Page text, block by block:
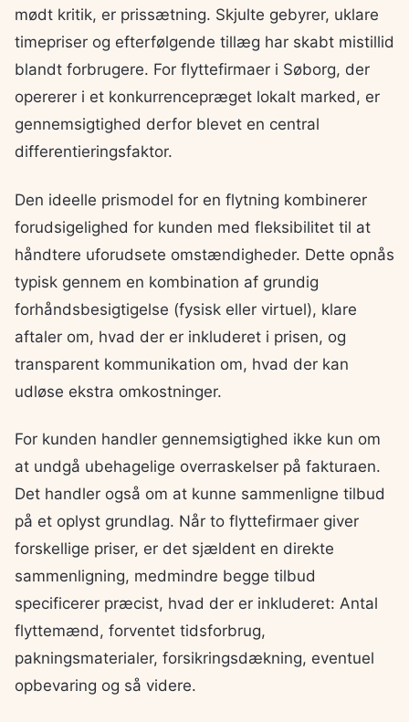
mødt kritik, er prissætning. Skjulte gebyrer, uklare
timepriser og efterfølgende tillæg har skabt mistillid
blandt forbrugere. For flyttefirmaer i Søborg, der
opererer i et konkurrencepræget lokalt marked, er
gennemsigtighed derfor blevet en central
differentieringsfaktor.
Den ideelle prismodel for en flytning kombinerer
forudsigelighed for kunden med fleksibilitet til at
håndtere uforudsete omstændigheder. Dette opnås
typisk gennem en kombination af grundig
forhåndsbesigtigelse (fysisk eller virtuel), klare
aftaler om, hvad der er inkluderet i prisen, og
transparent kommunikation om, hvad der kan
udløse ekstra omkostninger.
For kunden handler gennemsigtighed ikke kun om
at undgå ubehagelige overraskelser på fakturaen.
Det handler også om at kunne sammenligne tilbud
på et oplyst grundlag. Når to flyttefirmaer giver
forskellige priser, er det sjældent en direkte
sammenligning, medmindre begge tilbud
specificerer præcist, hvad der er inkluderet: Antal
flyttemænd, forventet tidsforbrug,
pakningsmaterialer, forsikringsdækning, eventuel
opbevaring og så videre.